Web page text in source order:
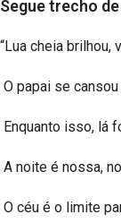
Segue trecho
“Lua cheia brilhou,
O papai se
Enquanto isso, lá
A noite é nossa,
O céu é o limite